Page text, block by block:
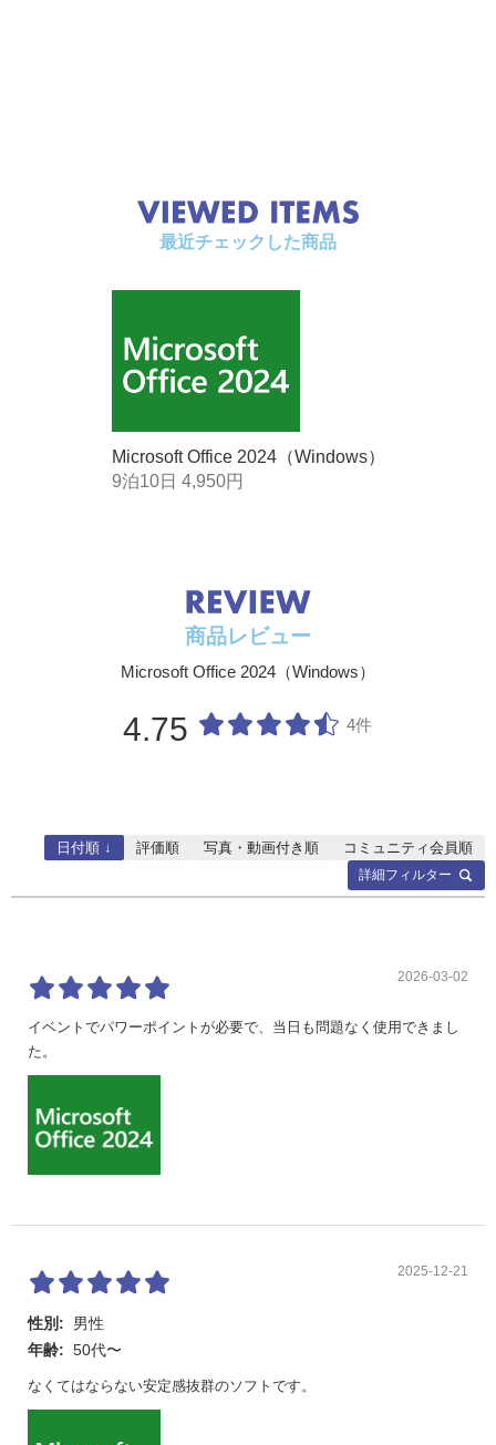
最近チェックした商品
Microsoft Office 2024（Windows）
9泊10日 4,950円
商品レビュー
Microsoft Office 2024（Windows）
4.75 4件
詳細フィルター
日付順 ↓ 評価順 写真・動画付き順 コミュニティ会員順
2026-03-02
イベントでパワーポイントが必要で、当日も問題なく使用できまし
た。
2025-12-21
性別:
男性
年齢: 50代〜
なくてはならない安定感抜群のソフトです。